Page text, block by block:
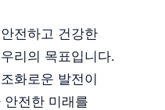
전하고 건강한
리의 목표입니다.
화로운 발전이
전한 미래를